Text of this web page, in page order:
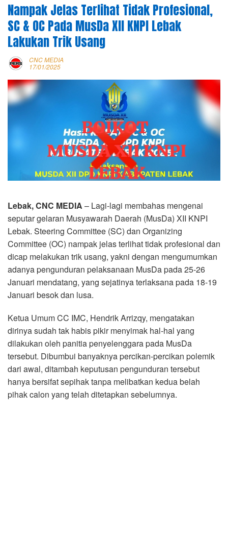
Nampak Jelas Terlihat Tidak Profesional,
SC & OC Pada MusDa XII KNPI Lebak
Lakukan Trik Usang
CNC MEDIA
17/01/2025
Lebak, CNC MEDIA – Lagi-lagi membahas mengenai
seputar gelaran Musyawarah Daerah (MusDa) XII KNPI
Lebak. Steering Committee (SC) dan Organizing
Committee (OC) nampak jelas terlihat tidak profesional dan
dicap melakukan trik usang, yakni dengan mengumumkan
adanya pengunduran pelaksanaan MusDa pada 25-26
Januari mendatang, yang sejatinya terlaksana pada 18-19
Januari besok dan lusa.
Ketua Umum CC IMC, Hendrik Arrizqy, mengatakan
dirinya sudah tak habis pikir menyimak hal-hal yang
dilakukan oleh panitia penyelenggara pada MusDa
tersebut. Dibumbui banyaknya percikan-percikan polemik
dari awal, ditambah keputusan pengunduran tersebut
hanya bersifat sepihak tanpa melibatkan kedua belah
pihak calon yang telah ditetapkan sebelumnya.